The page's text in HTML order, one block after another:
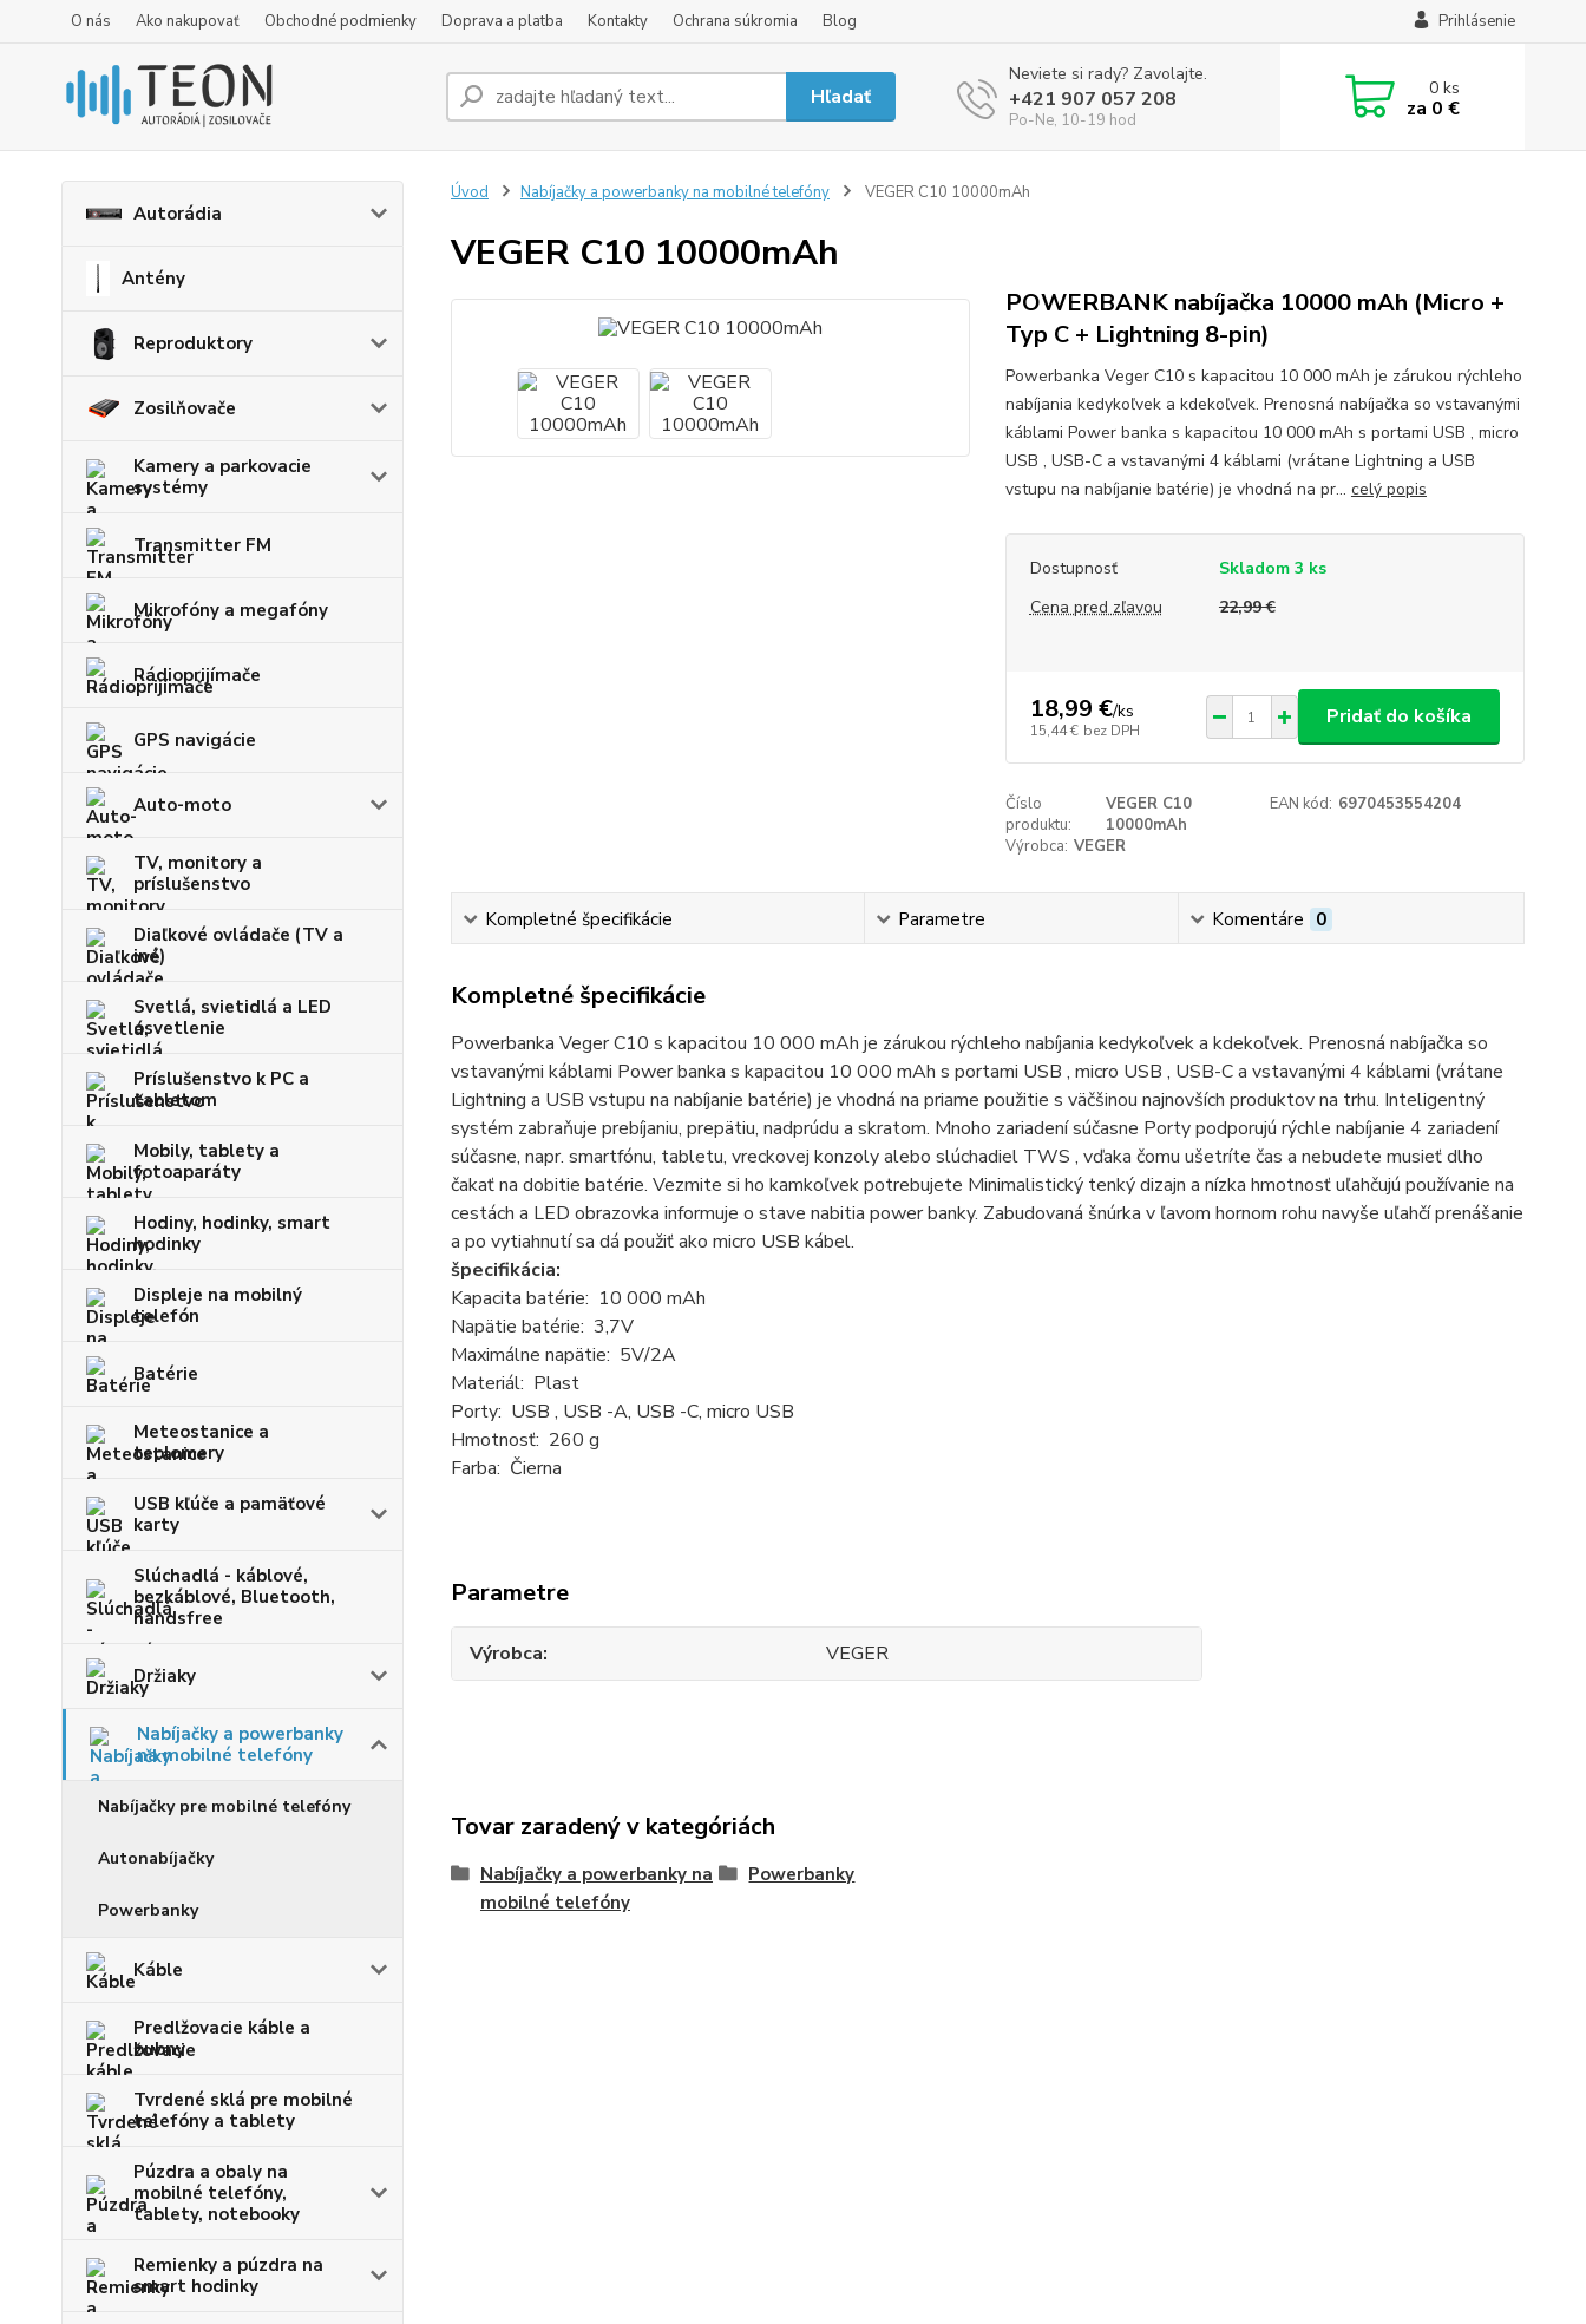
O nás Ako nakupovať Obchodné podmienky Doprava a platba Kontakty Ochrana súkromia Blog Prihlásenie
Hľadať
Neviete si rady? Zavolajte.
+421 907 057 208
Po-Ne, 10-19 hod
0ks
za 0 €
Autorádia
Antény
Reproduktory
Zosilňovače
Kamery a parkovacie
systémy
Transmitter FM
Mikrofóny a megafóny
Rádioprijímače
GPS navigácie
Auto-moto
TV, monitory a
príslušenstvo
Diaľkové ovládače (TV a
iné)
Svetlá, svietidlá a LED
osvetlenie
Príslušenstvo k PC a
tabletom
Mobily, tablety a
fotoaparáty
Hodiny, hodinky, smart
hodinky
Displeje na mobilný
telefón
Batérie
Meteostanice a
teplomery
USB kľúče a pamäťové
karty
Slúchadlá - káblové,
bezkáblové, Bluetooth,
handsfree
Držiaky
Nabíjačky a powerbanky
na mobilné telefóny
Nabíjačky pre mobilné telefóny
Autonabíjačky
Powerbanky
Káble
Predlžovacie káble a
bubny
Tvrdené sklá pre mobilné
telefóny a tablety
Púzdra a obaly na
mobilné telefóny,
tablety, notebooky
Remienky a púzdra na
smart hodinky
Úvod Nabíjačky a powerbanky na mobilné telefóny VEGER C10 10000mAh
VEGER C10 10000mAh
POWERBANK nabíjačka 10000 mAh (Micro +
Typ C + Lightning 8-pin)
Powerbanka Veger C10 s kapacitou 10 000 mAh je zárukou rýchleho
nabíjania kedykoľvek a kdekoľvek. Prenosná nabíjačka so vstavanými
káblami Power banka s kapacitou 10 000 mAh s portami USB , micro
USB , USB-C a vstavanými 4 káblami (vrátane Lightning a USB
vstupu na nabíjanie batérie) je vhodná na pr... celý popis
Dostupnosť
Skladom 3 ks
Cena pred zľavou
22,99 €
18,99 €/ks
15,44 € bez DPH
Pridať do košíka
Číslo
produktu:
VEGER C10
10000mAh
EAN kód: 6970453554204
Výrobca: VEGER
Kompletné špecifikácie Parametre Komentáre 0
Kompletné špecifikácie
Powerbanka Veger C10 s kapacitou 10 000 mAh je zárukou rýchleho nabíjania kedykoľvek a kdekoľvek. Prenosná nabíjačka so
vstavanými káblami Power banka s kapacitou 10 000 mAh s portami USB , micro USB , USB-C a vstavanými 4 káblami (vrátane
Lightning a USB vstupu na nabíjanie batérie) je vhodná na priame použitie s väčšinou najnovších produktov na trhu. Inteligentný
systém zabraňuje prebíjaniu, prepätiu, nadprúdu a skratom. Mnoho zariadení súčasne Porty podporujú rýchle nabíjanie 4 zariadení
súčasne, napr. smartfónu, tabletu, vreckovej konzoly alebo slúchadiel TWS , vďaka čomu ušetríte čas a nebudete musieť dlho
čakať na dobitie batérie. Vezmite si ho kamkoľvek potrebujete Minimalistický tenký dizajn a nízka hmotnosť uľahčujú používanie na
cestách a LED obrazovka informuje o stave nabitia power banky. Zabudovaná šnúrka v ľavom hornom rohu navyše uľahčí prenášanie
a po vytiahnutí sa dá použiť ako micro USB kábel.
špecifikácia:
Kapacita batérie: 10 000 mAh
Napätie batérie: 3,7V
Maximálne napätie: 5V/2A
Materiál: Plast
Porty: USB , USB -A, USB -C, micro USB
Hmotnosť: 260 g
Farba: Čierna
Parametre
Výrobca VEGER
Tovar zaradený v kategóriách
Nabíjačky a powerbanky na
mobilné telefóny
Powerbanky